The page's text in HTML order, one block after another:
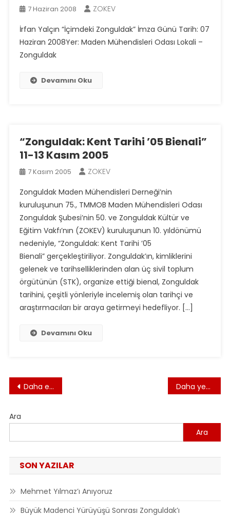
7 Haziran 2008
ZOKEV
İrfan Yalçın “İçimdeki Zonguldak” İmza Günü Tarih: 07
Haziran 2008Yer: Maden Mühendisleri Odası Lokali –
Zonguldak
Devamını Oku
“Zonguldak: Kent Tarihi ’05 Bienali”
11-13 Kasım 2005
7 Kasım 2005
ZOKEV
Zonguldak Maden Mühendisleri Derneği’nin
kuruluşunun 75., TMMOB Maden Mühendisleri Odası
Zonguldak Şubesi’nin 50. ve Zonguldak Kültür ve
Eğitim Vakfı’nın (ZOKEV) kuruluşunun 10. yıldönümü
nedeniyle, “Zonguldak: Kent Tarihi ’05
Bienali” gerçekleştiriliyor. Zonguldak’ın, kimliklerini
gelenek ve tarihselliklerinden alan üç sivil toplum
örgütünün (STK), organize ettiği bienal, Zonguldak
tarihini, çeşitli yönleriyle incelemiş olan tarihçi ve
araştırmacıları bir araya getirmeyi hedefliyor. […]
Devamını Oku
Yazı
Daha eski yazılar Daha yeni yazılar
Ara
Ara
SON YAZILAR
Mehmet Yılmaz’ı Anıyoruz
Büyük Madenci Yürüyüşü Sonrası Zonguldak’ı